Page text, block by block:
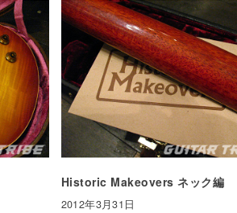
Historic Makeovers ネック編
2012年3月31日